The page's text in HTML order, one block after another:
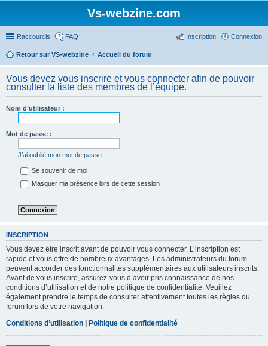
Vs-webzine.com
Raccourcis FAQ Connexion
Inscription
Retour sur VS-webzine Accueil du forum
Vous devez vous inscrire et vous connecter afin de pouvoir
consulter la liste des membres de l’équipe.
Nom d’utilisateur :
Mot de passe :
J’ai oublié mon mot de passe
Se souvenir de moi
Masquer ma présence lors de cette session
INSCRIPTION
Vous devez être inscrit avant de pouvoir vous connecter. L’inscription est
rapide et vous offre de nombreux avantages. Les administrateurs du forum
peuvent accorder des fonctionnalités supplémentaires aux utilisateurs inscrits.
Avant de vous inscrire, assurez-vous d’avoir pris connaissance de nos
conditions d’utilisation et de notre politique de confidentialité. Veuillez
également prendre le temps de consulter attentivement toutes les règles du
forum lors de votre navigation.
Conditions d’utilisation | Politique de confidentialité